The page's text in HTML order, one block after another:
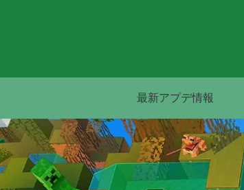
最新アプデ情報